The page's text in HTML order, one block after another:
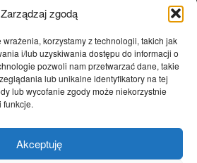
Zarządzaj zgodą
korzystamy z technologii, takich jak
i/lub uzyskiwania dostępu do informacji o
pozwoli nam przetwarzać dane, takie
lub unikalne identyfikatory na tej
lub wycofanie zgody może niekorzystnie
funkcje.
Akceptuję
4601
4363
3639
2823